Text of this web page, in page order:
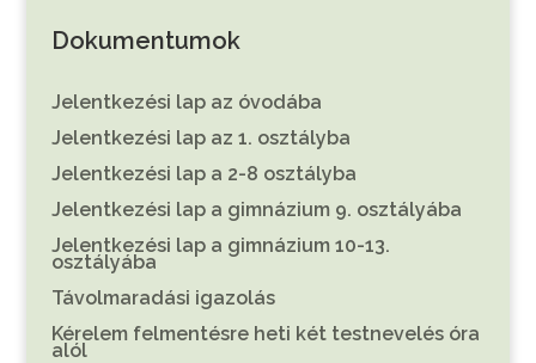
Dokumentumok
Jelentkezési lap az óvodába
Jelentkezési lap az 1. osztályba
Jelentkezési lap a 2-8 osztályba
Jelentkezési lap a gimnázium 9. osztályába
Jelentkezési lap a gimnázium 10-13.
osztályába
Távolmaradási igazolás
Kérelem felmentésre heti két testnevelés óra
alól